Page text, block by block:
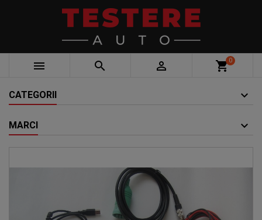
   shopping_cart0
CATEGORII
MARCI